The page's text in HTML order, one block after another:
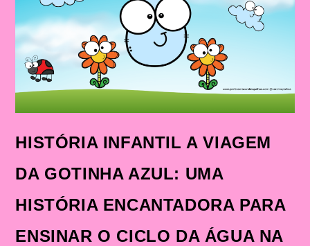
HISTÓRIA INFANTIL A VIAGEM
DA GOTINHA AZUL: UMA
HISTÓRIA ENCANTADORA PARA
ENSINAR O CICLO DA ÁGUA NA